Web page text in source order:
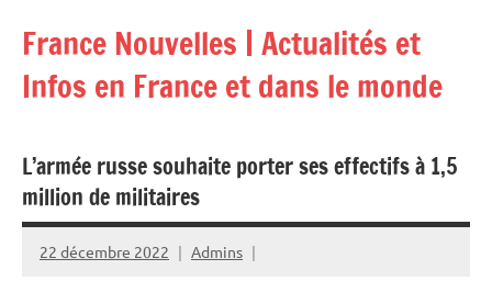
contenu
France Nouvelles | Actualités et
Infos en France et dans le monde
L’armée russe souhaite porter ses effectifs à 1,5
million de militaires
22 décembre 2022 Admins